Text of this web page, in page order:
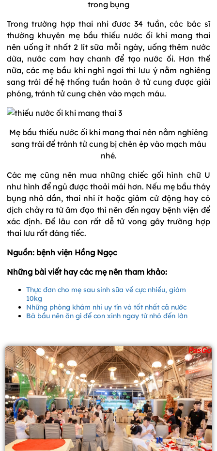
trong bụng
Trong trường hợp thai nhi đươc 34 tuần, các bác sĩ
thường khuyên mẹ bầu thiếu nước ối khi mang thai
nên uống ít nhất 2 lít sữa mỗi ngày, uống thêm nước
dừa, nước cam hay chanh để tạo nước ối. Hơn thế
nữa, các mẹ bầu khi nghỉ ngơi thì lưu ý nằm nghiêng
sang trái để hệ thống tuần hoàn ở tử cung được giải
phóng, tránh tử cung chèn vào mạch máu.
Mẹ bầu thiếu nước ối khi mang thai nên nằm nghiêng
sang trái để tránh tử cung bị chèn ép vào mạch máu
nhé.
Các mẹ cũng nên mua những chiếc gối hình chữ U
như hình để ngủ được thoải mái hơn. Nếu mẹ bầu tháy
bụng nhỏ dần, thai nhi ít hoặc giảm cử động hay có
dịch chảy ra từ âm đạo thì nên đến ngay bệnh viện để
xác định. Để lâu con rất dễ tử vong gây trường hợp
thai lưu rất đáng tiếc.
Nguồn: bệnh viện Hồng Ngọc
Những bài viết hay các mẹ nên tham khảo:
Thực đơn cho mẹ sau sinh sữa về cực nhiều, giảm
10kg
Những phòng khám nhi uy tín và tốt nhất cả nước
Bà bầu nên ăn gì để con xinh ngay từ nhỏ đến lớn